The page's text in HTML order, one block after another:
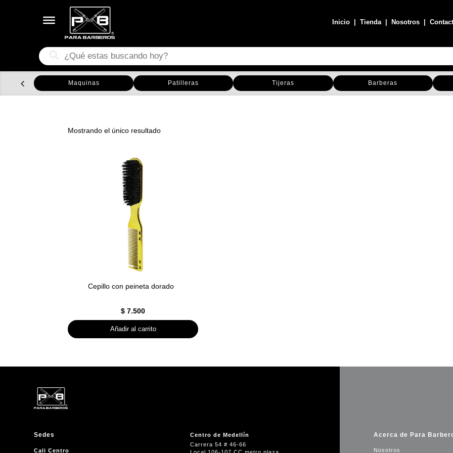
Inicio |Tienda| Nosotros |
Búsqueda
de
productos
Maquinas Patilleras Tijeras Barberas
Mostrando el único resultado
Cepillo con peineta dorado
$ 7.500
Añadir al carrito
Sedes
Cali Centro
Centro de Medellín
Carrera 54 # 46-66
Acerca de Para
Nosotros